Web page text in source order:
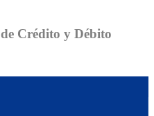
de Crédito y Débito